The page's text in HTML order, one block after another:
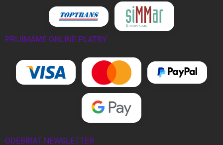
PŘIJÍMÁME ONLINE PLATBY
ODEBÍRAT NEWSLETTER